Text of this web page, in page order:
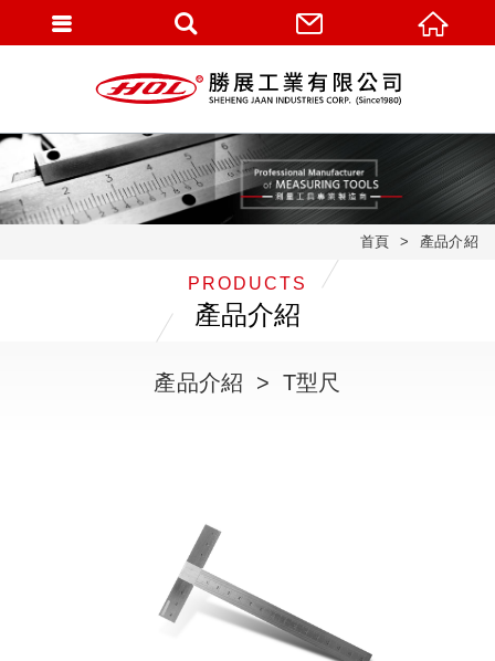
首頁 產品介紹
PRODUCTS
產品介紹
產品介紹 T型尺